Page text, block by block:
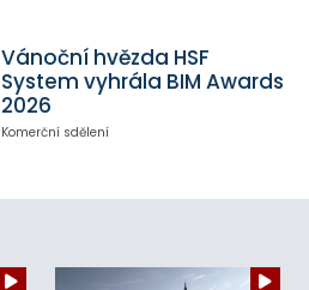
Vánoční hvězda HSF
System vyhrála BIM Awards
2026
Komerční sdělení